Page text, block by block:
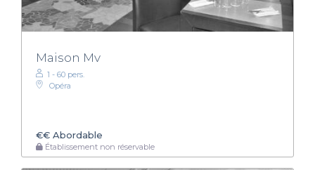
Maison Mv
1 - 60 pers.
Opéra
€€ Abordable
Établissement non réservable